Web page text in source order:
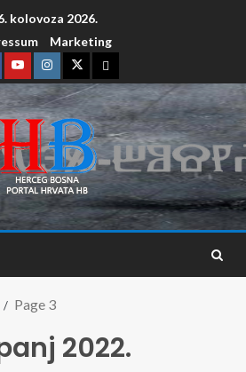
kolovoza 2026.
Marketing
Page 3
2022.